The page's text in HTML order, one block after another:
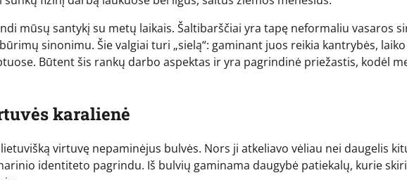
mūsų santykį su metų laikais. Šaltibarščiai yra tapę neformaliu vasaros
sinonimu. Šie valgiai turi „sielą“: gaminant juos reikia kantrybės,
Būtent šis rankų darbo aspektas ir yra pagrindinė priežastis, kodėl
karalienė
virtuvę nepaminėjus bulvės. Nors ji atkeliavo vėliau nei daugelis
identiteto pagrindu. Iš bulvių gaminama daugybė patiekalų, kurie